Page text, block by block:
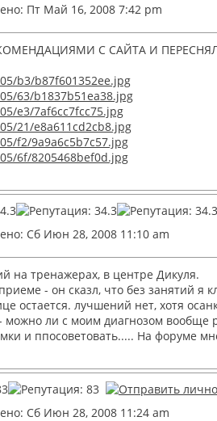
Пт Май 16, 2008 7:42 pm
С САЙТА И
b3/b87f601352ee.jpg
63/b1837b51ea38.jpg
e3/7af6cc7fcc75.jpg
21/e8a611cd2cb8.jpg
f2/9a9a6c5b7c57.jpg
6f/8205468bef0d.jpg
Сб Июн 28, 2008 11:10 am
на тренажерах, в центре Дикуля.
- он сказл, что без занятий я
остается. лучшений нет, хотя
можно ли с моим диагнозом
и ппосоветовать..... На форуме
Сб Июн 28, 2008 11:24 am